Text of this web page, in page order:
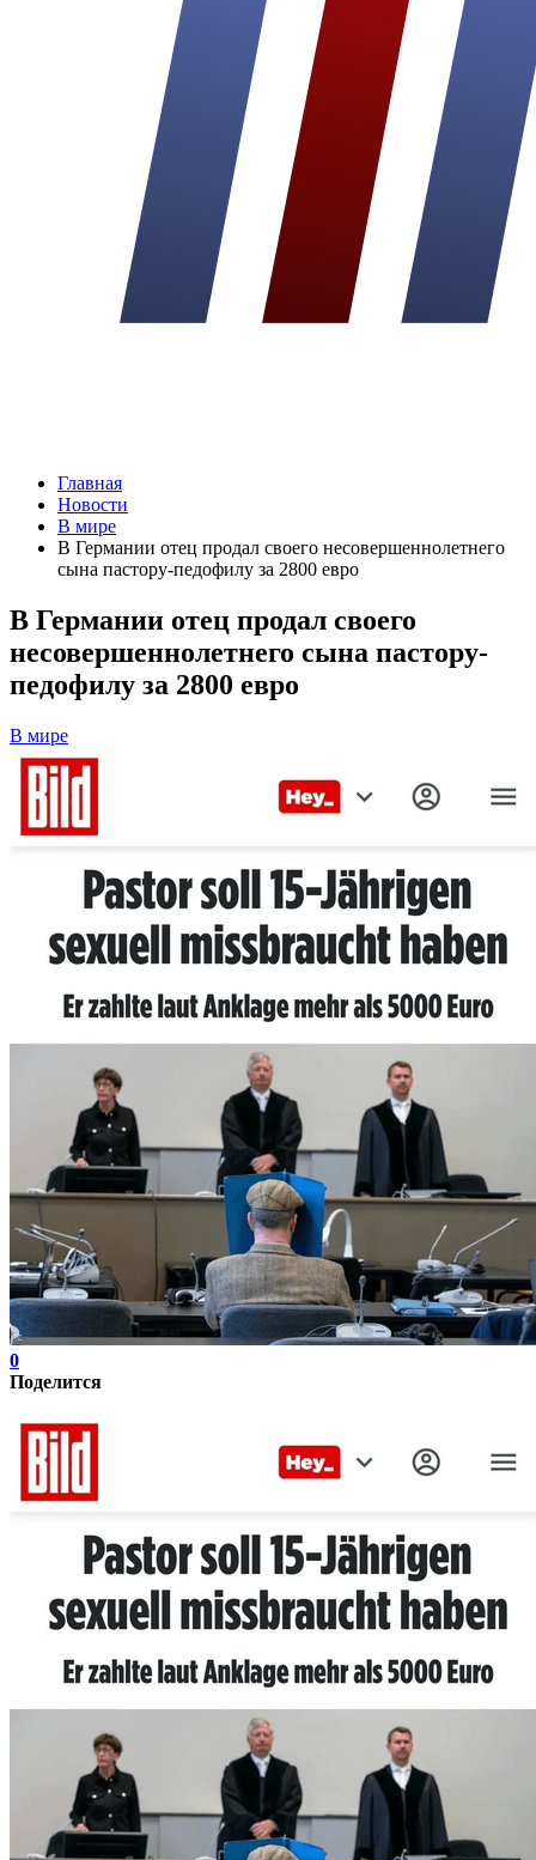
Главная
Новости
В мире
В Германии отец продал своего несовершеннолетнего
сына пастору-педофилу за 2800 евро
В Германии отец продал своего
несовершеннолетнего сына пастору-
педофилу за 2800 евро
В мире
0
Поделится